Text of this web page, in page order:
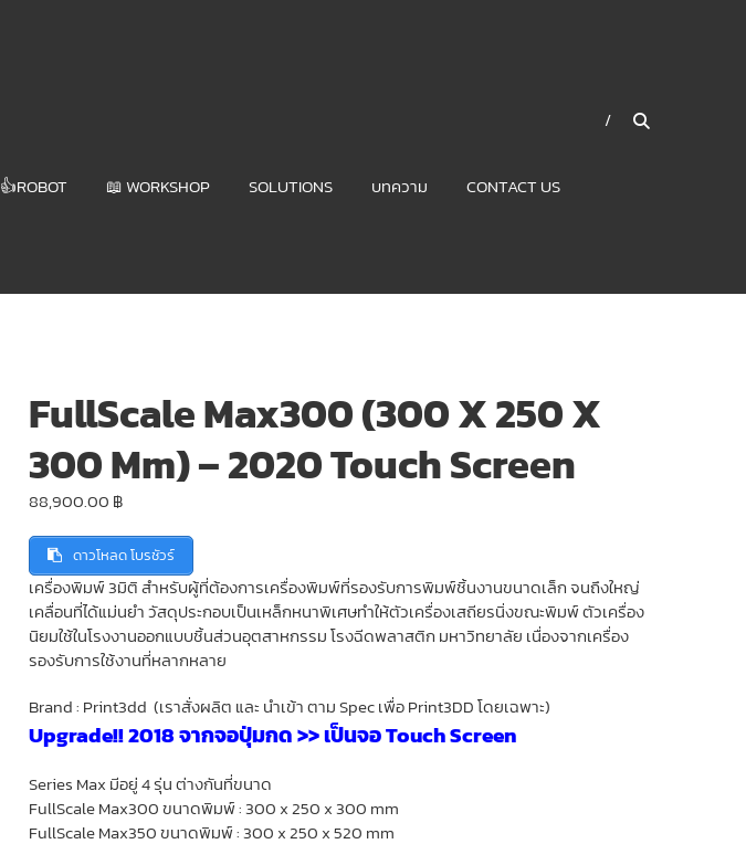
👍ROBOT 📖 WORKSHOP SOLUTIONS บทความ CONTACT US
FullScale Max300 (300 X 250 X
300 Mm) – 2020 Touch Screen
88,900.00 ฿
ดาวโหลด โบรชัวร์
เครื่องพิมพ์ 3มิติ สำหรับผู้ที่ต้องการเครื่องพิมพ์ที่รองรับการพิมพ์ชิ้นงานขนาดเล็ก จนถึงใหญ่
เคลื่อนที่ได้แม่นยำ วัสดุประกอบเป็นเหล็กหนาพิเศษทำให้ตัวเครื่องเสถียรนิ่งขณะพิมพ์ ตัวเครื่อง
นิยมใช้ในโรงงานออกแบบชิ้นส่วนอุตสาหกรรม โรงฉีดพลาสติก มหาวิทยาลัย เนื่องจากเครื่อง
รองรับการใช้งานที่หลากหลาย
Brand : Print3dd (เราสั่งผลิต และ นำเข้า ตาม Spec เพื่อ Print3DD โดยเฉพาะ)
Upgrade!! 2018 จากจอปุ่มกด >> เป็นจอ Touch Screen
Series Max มีอยู่ 4 รุ่น ต่างกันที่ขนาด
FullScale Max300 ขนาดพิมพ์ : 300 x 250 x 300 mm
FullScale Max350 ขนาดพิมพ์ : 300 x 250 x 520 mm